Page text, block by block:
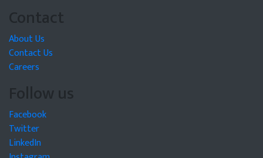
Contact
About Us
Contact Us
Careers
Follow us
Facebook
Twitter
LinkedIn